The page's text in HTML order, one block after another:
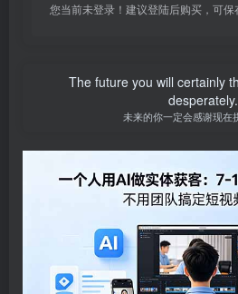
您当前未登录！建议登陆后购买，可
The future you will certainly
desperately.
未来的你一定会感谢现在